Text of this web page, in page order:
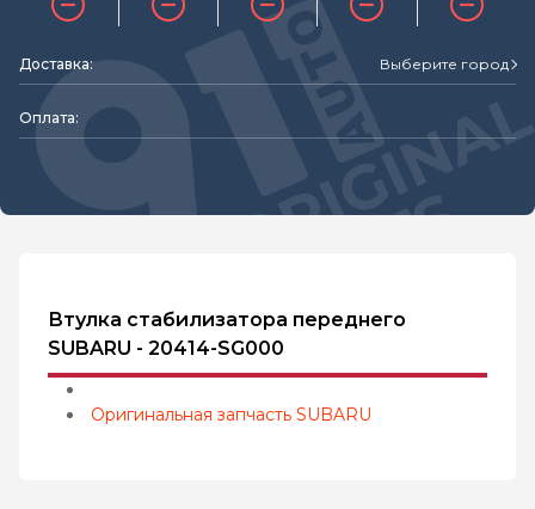
Доставка: Выберите город
Оплата:
Втулка стабилизатора переднего
SUBARU - 20414-SG000
Оригинальная запчасть SUBARU